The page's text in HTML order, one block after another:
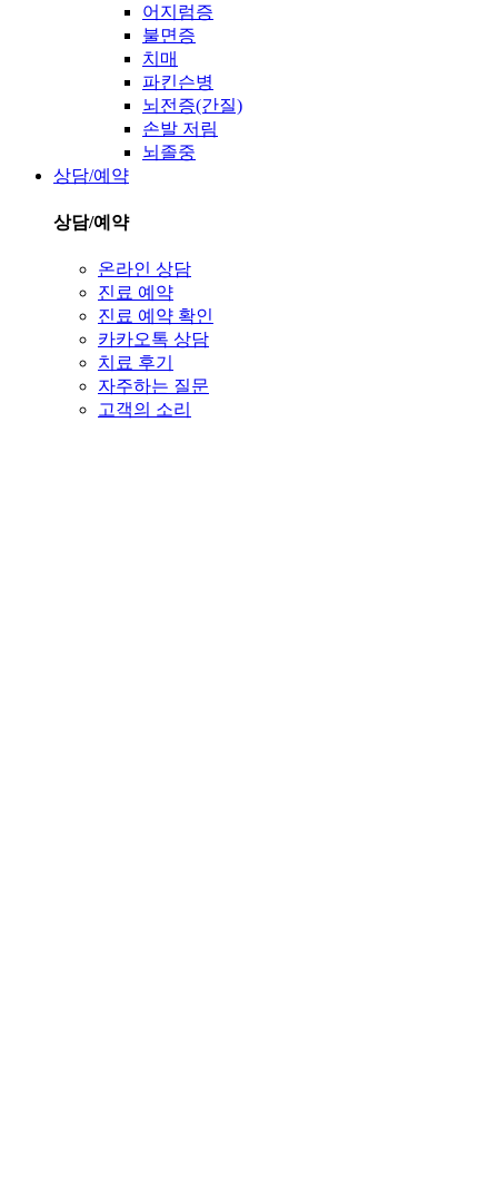
어지럼증
불면증
치매
파킨슨병
뇌전증(간질)
손발 저림
뇌졸중
상담/예약
상담/예약
온라인 상담
진료 예약
진료 예약 확인
카카오톡 상담
치료 후기
자주하는 질문
고객의 소리